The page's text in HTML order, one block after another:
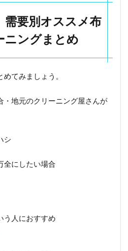
需要別オススメ布
ニングまとめ
てみましょう。
・地元のクリーニング屋さんが
シ
全にしたい場合
う人におすすめ